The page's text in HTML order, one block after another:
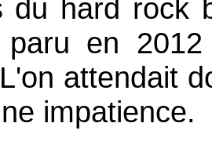
du hard rock
paru en
attendait
impatience.